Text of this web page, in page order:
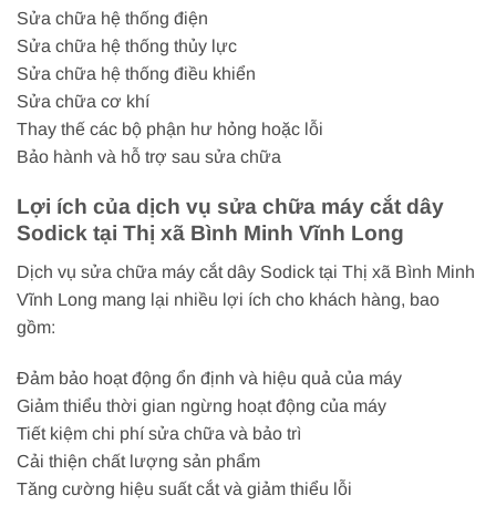
Sửa chữa hệ thống điện
Sửa chữa hệ thống thủy lực
Sửa chữa hệ thống điều khiển
Sửa chữa cơ khí
Thay thế các bộ phận hư hỏng hoặc lỗi
Bảo hành và hỗ trợ sau sửa chữa
Lợi ích của dịch vụ sửa chữa máy cắt dây
Sodick tại Thị xã Bình Minh Vĩnh Long
Dịch vụ sửa chữa máy cắt dây Sodick tại Thị xã Bình Minh
Vĩnh Long mang lại nhiều lợi ích cho khách hàng, bao
gồm:
Đảm bảo hoạt động ổn định và hiệu quả của máy
Giảm thiểu thời gian ngừng hoạt động của máy
Tiết kiệm chi phí sửa chữa và bảo trì
Cải thiện chất lượng sản phẩm
Tăng cường hiệu suất cắt và giảm thiểu lỗi